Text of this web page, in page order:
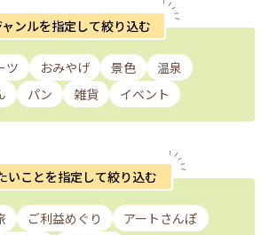
ャンルを指定して絞り込む
ツ おみやげ 景色
温泉
パン 雑貨 イベント
いことを指定して絞り込む
ご利益めぐり
アートさんぽ